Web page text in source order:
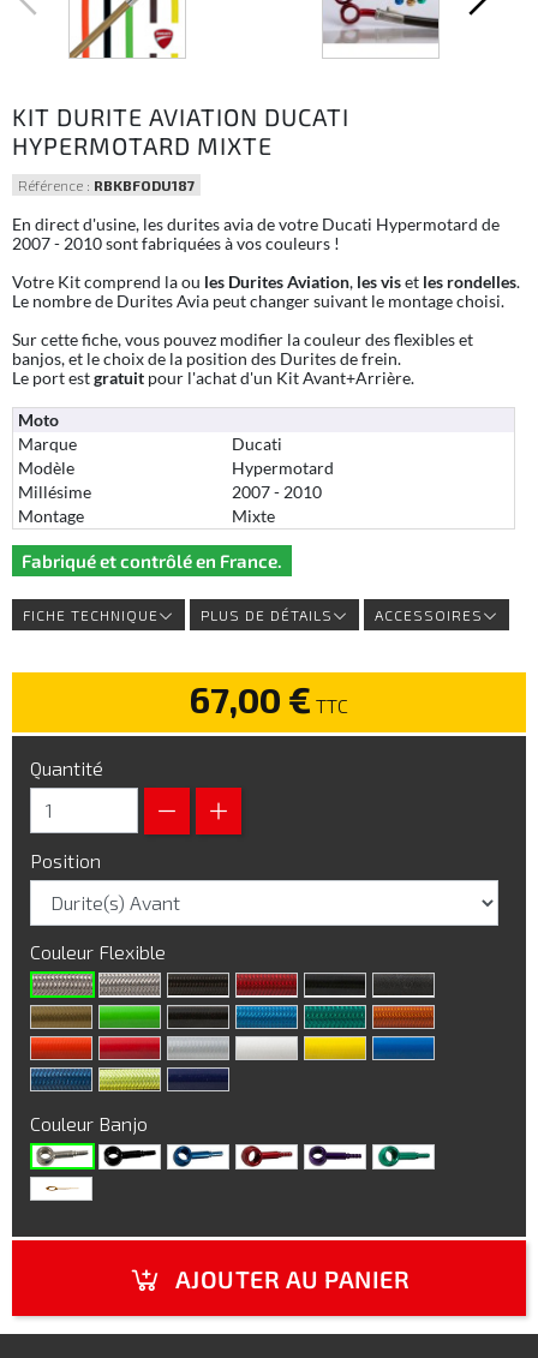
KIT DURITE AVIATION DUCATI
HYPERMOTARD MIXTE
Référence : RBKBFODU187
En direct d'usine, les durites avia de votre Ducati Hypermotard de
2007 - 2010 sont fabriquées à vos couleurs !
Votre Kit comprend la ou les Durites Aviation, les viset les rondelles.
Le nombre de Durites Avia peut changer suivant le montage choisi.
Sur cette fiche, vous pouvez modifier la couleur des flexibles et
banjos, et le choix de la position des Durites de frein.
Le port estgratuit pour l'achat d'un Kit Avant+Arrière.
Moto
Marque
Ducati
Modèle
Hypermotard
Millésime
2007 - 2010
Montage
Mixte
Fabriqué et contrôlé en France.
FICHE TECHNIQUE PLUS DE DÉTAILS ACCESSOIRES
67,00 € TTC
Quantité
Position
Couleur Flexible
Couleur Banjo
AJOUTER AU PANIER